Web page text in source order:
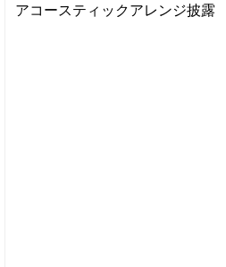
アコースティックアレンジ披露